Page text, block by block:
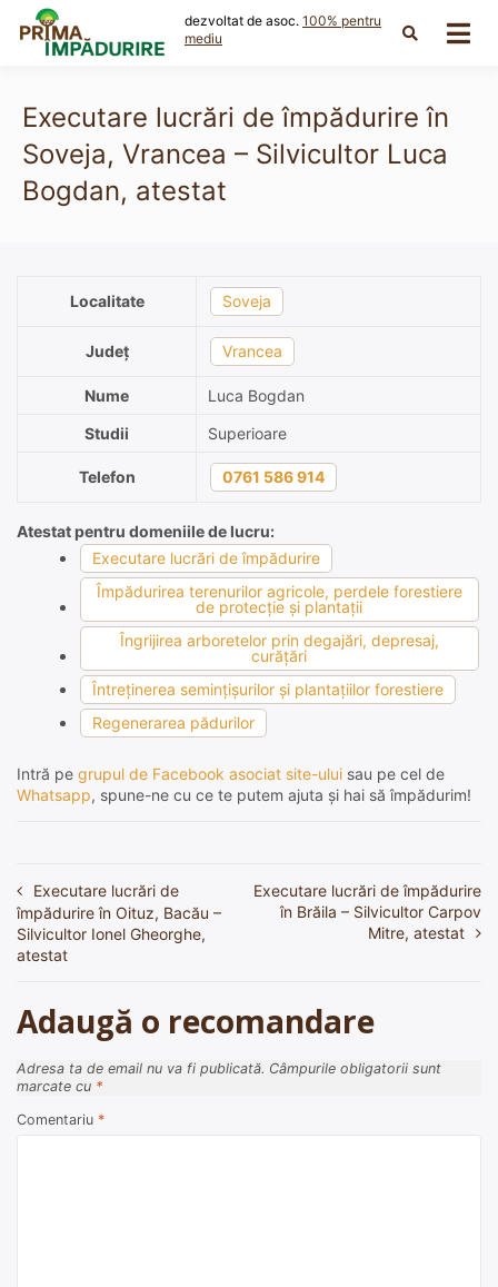
content
dezvoltat de asoc. 100% pentru
mediu
Executare lucrări de împădurire în
Soveja, Vrancea – Silvicultor Luca
Bogdan, atestat
Localitate Soveja
Județ Vrancea
Nume
Luca Bogdan
Studii
Superioare
Telefon 0761 586 914
Atestat pentru domeniile de lucru:
Executare lucrări de împădurire
Împădurirea terenurilor agricole, perdele forestiere
de protecţie şi plantaţii
Îngrijirea arboretelor prin degajări, depresaj,
curăţări
Întreţinerea seminţişurilor şi plantaţiilor forestiere
Regenerarea pădurilor
Intră pe grupul de Facebook asociat site-ului sau pe cel de
Whatsapp, spune-ne cu ce te putem ajuta și hai să împădurim!
Navigare
în
articole
Executare lucrări de
împădurire în Oituz, Bacău –
Silvicultor Ionel Gheorghe,
atestat
Executare lucrări de împădurire
în Brăila – Silvicultor Carpov
Mitre, atestat
Adaugă o recomandare
Adresa ta de email nu va fi publicată. Câmpurile obligatorii sunt
marcate cu *
Comentariu *